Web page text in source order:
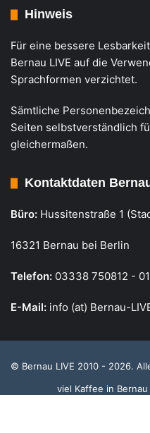
Hinweis
Für eine bessere
Bernau LIVE auf die
Sprachformen verzichtet.
Sämtliche
Seiten selbstverständlich
gleichermaßen.
Kontaktdaten
Büro: Hussitenstraße 1
16321 Bernau bei Berlin
Telefon: 03338 750812 -
E-Mail: info (at) Bernau-
© Bernau LIVE 2010 - 2026.
viel Kaffee in